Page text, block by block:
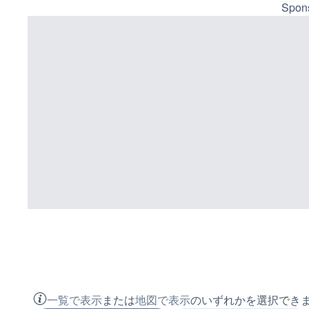
一覧で表示または地図で表示のいずれかを選択できま